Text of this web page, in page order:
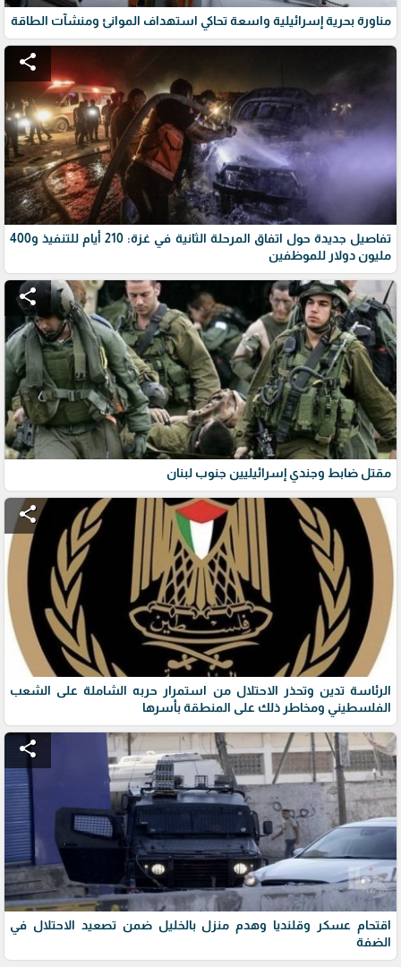
مناورة بحرية إسرائيلية واسعة تحاكي استهداف الموانئ ومنشآت الطاقة
share
تفاصيل جديدة حول اتفاق المرحلة الثانية في غزة: 210 أيام للتنفيذ و400
مليون دولار للموظفين
share
مقتل ضابط وجندي إسرائيليين جنوب لبنان
share
الرئاسة تدين وتحذر الاحتلال من استمرار حربه الشاملة على الشعب
الفلسطيني ومخاطر ذلك على المنطقة بأسرها
share
اقتحام عسكر وقلنديا وهدم منزل بالخليل ضمن تصعيد الاحتلال في
الضفة